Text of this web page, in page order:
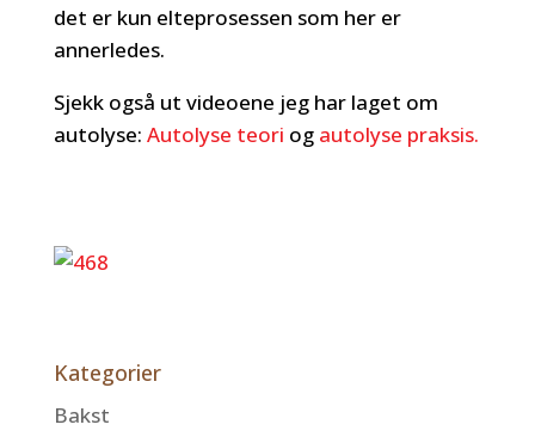
det er kun elteprosessen som her er
annerledes.
Sjekk også ut videoene jeg har laget om
autolyse: Autolyse teori og autolyse praksis.
Kategorier
Bakst